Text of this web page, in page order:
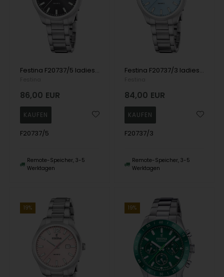
Festina F20737/5 ladies watch 34mm 5ATM
86,00 EUR
F20737/5
Remote-Speicher, 3-5
Werktagen
Festina F20737/3 ladies watch 34mm 5ATM
84,00 EUR
F20737/3
Remote-Speicher, 3-5
Werktagen
19% 19%